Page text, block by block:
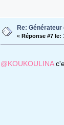
Re:
« Réponse #7 le:
@KOUKOULINA